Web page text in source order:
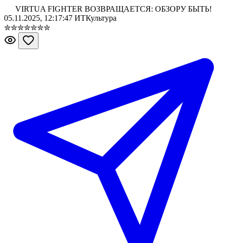
VIRTUA FIGHTER ВОЗВРАЩАЕТСЯ: ОБЗОРУ БЫТЬ!
05.11.2025, 12:17:47 ИТКультура
✮✮✮✮✮✮✮